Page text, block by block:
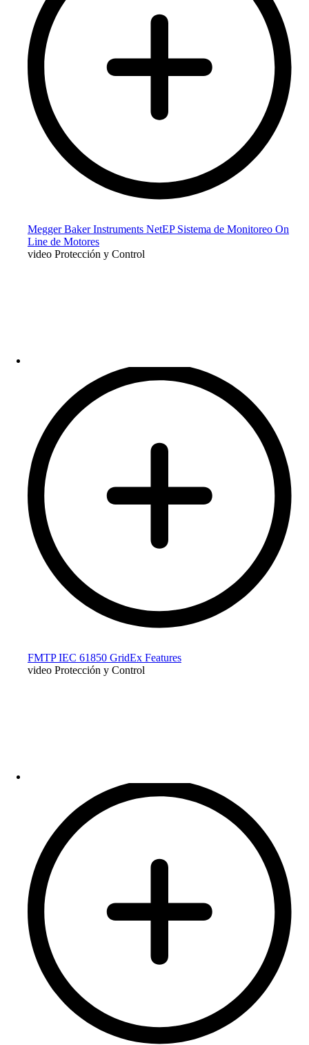
Megger Baker Instruments NetEP Sistema de Monitoreo On
Line de Motores
video Protección y Control
FMTP IEC 61850 GridEx Features
video Protección y Control